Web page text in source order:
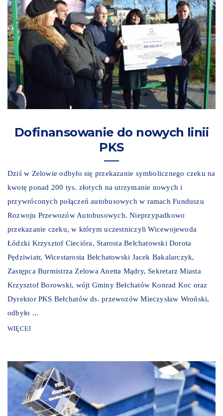
Dofinansowanie do nowych linii
PKS
Dziś w Zelowie odbyło się przekazanie symbolicznego czeku na
kwotę ponad 200 tys. złotych na utrzymanie nowych i
przywróconych połączeń autobusowych w ramach Funduszu
Rozwoju Przewozów Autobusowych. Nieprzypadkowo
przekazanie czeku, w którym uczestniczyli Wicewojewoda
Łódzki Krzysztof Ciecióra, Starosta Bełchatowski Dorota
Pędziwiatr, Wicestarosta Bełchatowski Jacek Bakalarczyk,
Zastępca Burmistrza Zelowa Anetta Mądry, Sekretarz Miasta
Krzysztof Borowski, wójt Gminy Bełchatów Konrad Koc oraz
Dyrektor PKS Bełchatów ds. przewozów Mieczysław Wroński,
odbyło ...
WIĘCEJ